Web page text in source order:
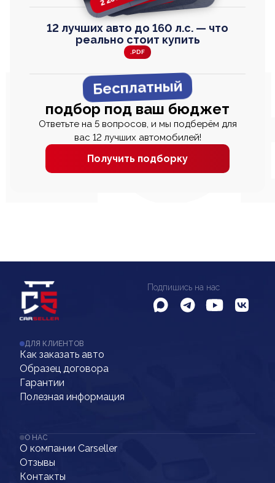
12 лучших авто до 160 л.с. — что
реально стоит купить
.PDF
Бесплатный
подбор под ваш бюджет
Ответьте на 5 вопросов, и мы подберём для
вас 12 лучших автомобилей!
Получить подборку
Подпишись на нас
ДЛЯ КЛИЕНТОВ
Как заказать авто
Образец договора
Гарантии
Полезная информация
О НАС
О компании Carseller
Отзывы
Контакты